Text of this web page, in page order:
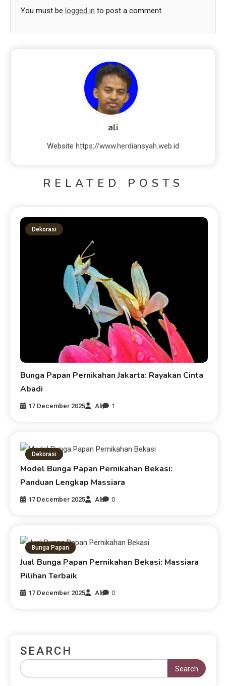
You must be logged in to post a comment.
ali
Website https://www.herdiansyah.web.id
RELATED POSTS
Dekorasi
Bunga Papan Pernikahan Jakarta: Rayakan Cinta
Abadi
17 December 2025 Ali 1
Dekorasi
Model Bunga Papan Pernikahan Bekasi:
Panduan Lengkap Massiara
17 December 2025 Ali 0
Bunga Papan
Jual Bunga Papan Pernikahan Bekasi: Massiara
Pilihan Terbaik
17 December 2025 Ali 0
SEARCH
Search